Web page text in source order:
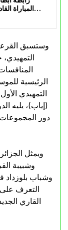
وستسبق القرعة
الرئيسية
(إياب)، يليه
ويمثل
وشبيبة
وشباب بلوزداد
التعرف
القاري